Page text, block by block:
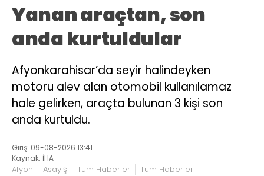
Yanan araçtan, son
anda kurtuldular
Afyonkarahisar’da seyir halindeyken
motoru alev alan otomobil kullanılamaz
hale gelirken, araçta bulunan 3 kişi son
anda kurtuldu.
Giriş: 09-08-2026 13:41
Kaynak: İHA
Afyon Asayiş Tüm Haberler Tüm Haberler